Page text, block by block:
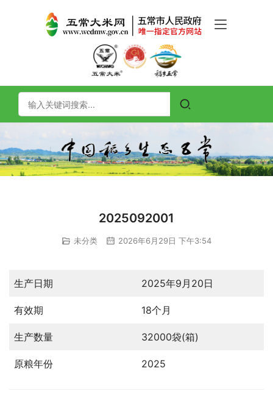
2025092001
未分类 2026年6月29日 下午3:54
生产日期 2025年9月20日
有效期 18个月
生产数量 32000袋(箱)
原粮年份 2025